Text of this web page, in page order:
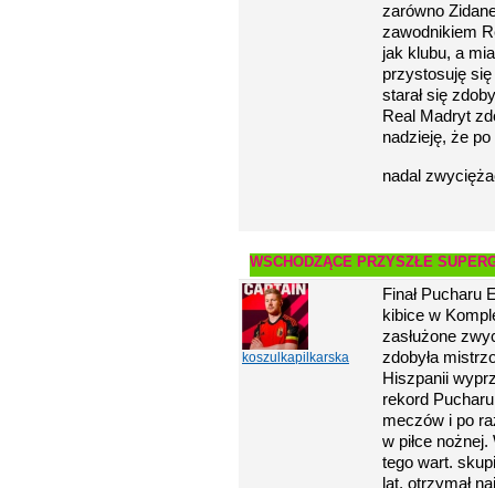
zarówno
zawodnikiem
jak klubu, a
przystosuję
starał się
Real Madryt
nadzieję, że
nadal
WSCHODZĄCE PRZYSZŁE
koszulkapilkarska
Finał Pucharu
kibice w
zasłużone
zdobyła
Hiszpanii
rekord
meczów i po
w piłce
tego wart.
lat, otrzymał